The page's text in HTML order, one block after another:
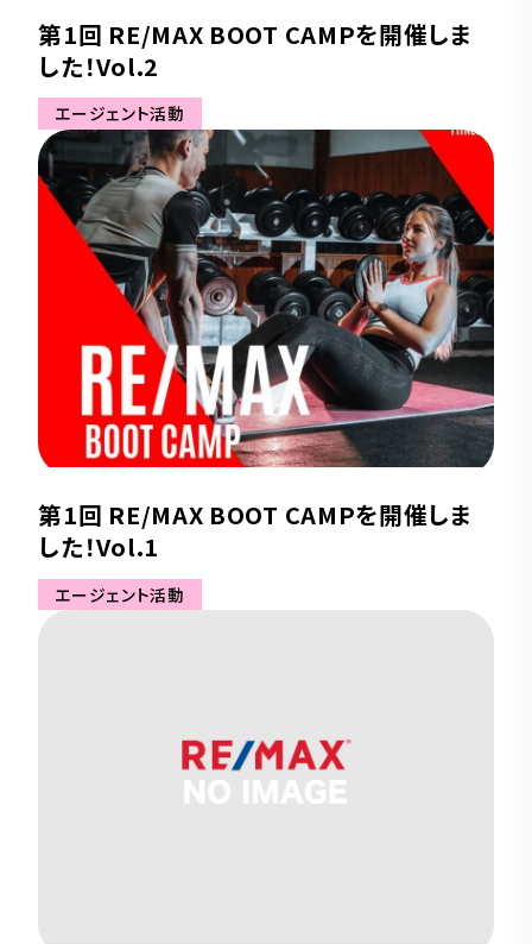
第1回 RE/MAX BOOT CAMPを開催しま
した！Vol.2
エージェント活動
第1回 RE/MAX BOOT CAMPを開催しま
した！Vol.1
エージェント活動